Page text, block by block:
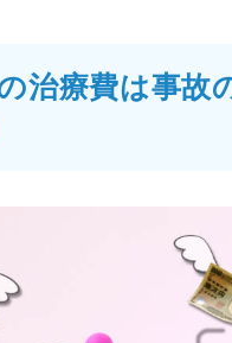
治療費は事故